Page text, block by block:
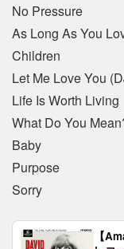
No Pressure
As Long As You
Children
Let Me Love You
Life Is Worth Living
What Do You
Baby
Purpose
Sorry
【